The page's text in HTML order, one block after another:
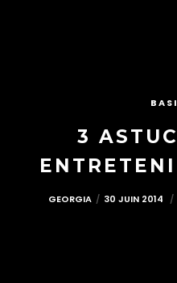
3
GEORGIA 30 JUIN 2014